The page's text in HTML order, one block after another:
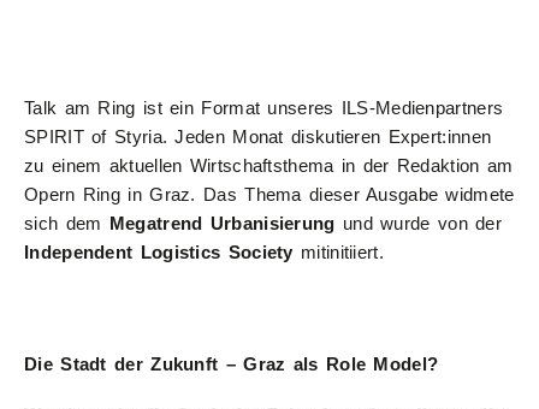
Talk am Ring ist ein Format unseres ILS-Medienpartners
SPIRIT of Styria. Jeden Monat diskutieren Expert:innen
zu einem aktuellen Wirtschaftsthema in der Redaktion am
Opern Ring in Graz. Das Thema dieser Ausgabe widmete
sich dem Megatrend Urbanisierung und wurde von der
Independent Logistics Society mitinitiiert.
Die Stadt der Zukunft – Graz als Role Model?